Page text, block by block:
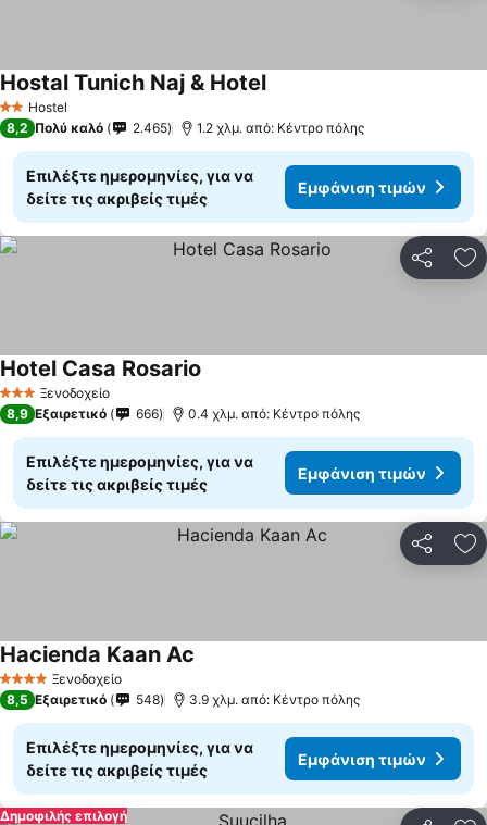
2 Αστέρια
Hostel
Hostal Tunich Naj & Hotel
8,2 Πολύ καλό 2.465 1.2 χλμ. από: Κέντρο πόλης
Επιλέξτε ημερομηνίες, για να
δείτε τις ακριβείς τιμές
Εμφάνιση τιμών
3 ΑστέριαΞενοδοχείο
Hotel Casa Rosario
8,9 Εξαιρετικό 666 0.4 χλμ. από: Κέντρο πόλης
Επιλέξτε ημερομηνίες, για να
δείτε τις ακριβείς τιμές
Εμφάνιση τιμών
4 ΑστέριαΞενοδοχείο
Hacienda Kaan Ac
8,5 Εξαιρετικό 548 3.9 χλμ. από: Κέντρο πόλης
Επιλέξτε ημερομηνίες, για να
δείτε τις ακριβείς τιμές
Εμφάνιση τιμών
Δημοφιλής επιλογή